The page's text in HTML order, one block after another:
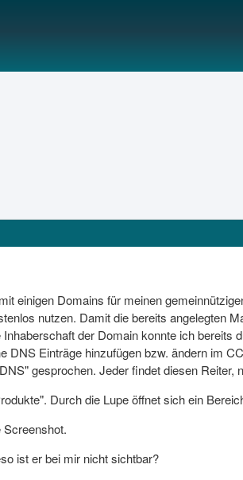
einigen Domains für meinen
nutzen. Damit die bereits angelegten
der Domain konnte ich
DNS Einträge hinzufügen bzw. ändern im
gesprochen. Jeder findet diesen Reiter,
Durch die Lupe öffnet sich ein
ist er bei mir nicht sichtbar?